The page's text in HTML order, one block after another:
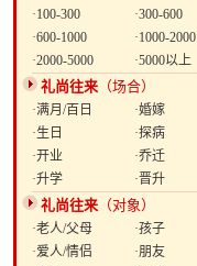
·100-300
·300-600
·600-1000
·1000-2000
·2000-5000
·5000以上
礼尚往来 （场合）
·满月/百日
·婚嫁
·生日
·探病
·开业
·乔迁
·升学
·晋升
礼尚往来 （对象）
·老人/父母
·孩子
·爱人/情侣
·朋友